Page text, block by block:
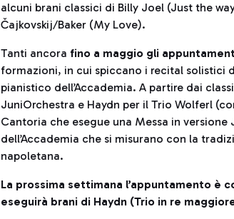
alcuni brani classici di Billy Joel (Just the
Čajkovskij/Baker (My Love).
Tanti ancora fino a maggio gli
formazioni, in cui spiccano i recital solistici
pianistico dell’Accademia. A partire dai
JuniOrchestra e Haydn per il Trio Wolferl
Cantoria che esegue una Messa in
dell’Accademia che si misurano con la
napoletana.
La prossima settimana l’appuntamento è
eseguirà brani di Haydn (Trio in re